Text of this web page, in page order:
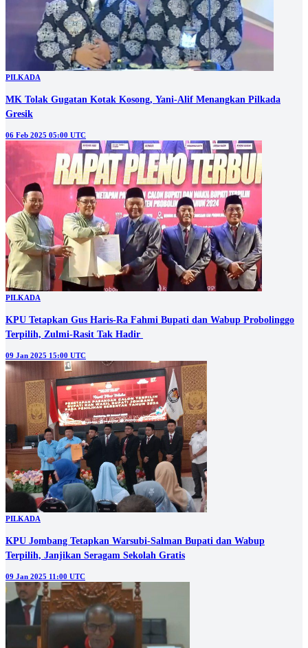
PILKADA
MK Tolak Gugatan Kotak Kosong, Yani-Alif Menangkan Pilkada
Gresik
06 Feb 2025 05:00 UTC
PILKADA
KPU Tetapkan Gus Haris-Ra Fahmi Bupati dan Wabup Probolinggo
Terpilih, Zulmi-Rasit Tak Hadir
09 Jan 2025 15:00 UTC
PILKADA
KPU Jombang Tetapkan Warsubi-Salman Bupati dan Wabup
Terpilih, Janjikan Seragam Sekolah Gratis
09 Jan 2025 11:00 UTC